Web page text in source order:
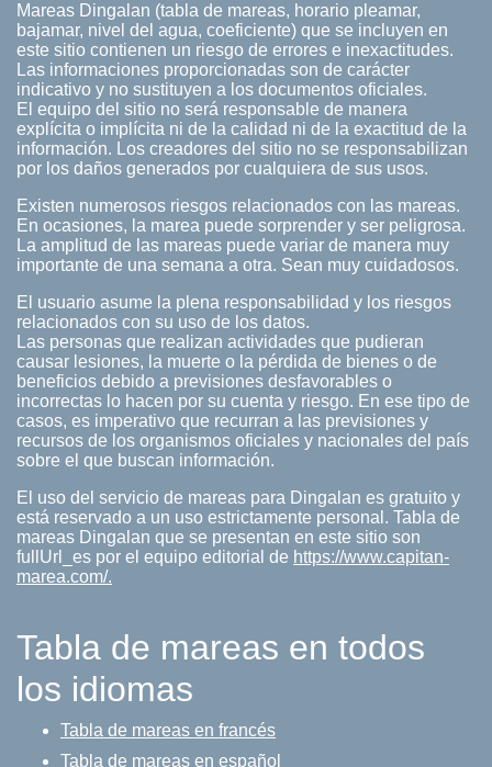
Mareas Dingalan (tabla de mareas, horario pleamar,
bajamar, nivel del agua, coeficiente) que se incluyen en
este sitio contienen un riesgo de errores e inexactitudes.
Las informaciones proporcionadas son de carácter
indicativo y no sustituyen a los documentos oficiales.
El equipo del sitio no será responsable de manera
explícita o implícita ni de la calidad ni de la exactitud de la
información. Los creadores del sitio no se responsabilizan
por los daños generados por cualquiera de sus usos.
Existen numerosos riesgos relacionados con las mareas.
En ocasiones, la marea puede sorprender y ser peligrosa.
La amplitud de las mareas puede variar de manera muy
importante de una semana a otra. Sean muy cuidadosos.
El usuario asume la plena responsabilidad y los riesgos
relacionados con su uso de los datos.
Las personas que realizan actividades que pudieran
causar lesiones, la muerte o la pérdida de bienes o de
beneficios debido a previsiones desfavorables o
incorrectas lo hacen por su cuenta y riesgo. En ese tipo de
casos, es imperativo que recurran a las previsiones y
recursos de los organismos oficiales y nacionales del país
sobre el que buscan información.
El uso del servicio de mareas para Dingalan es gratuito y
está reservado a un uso estrictamente personal. Tabla de
mareas Dingalan que se presentan en este sitio son
fullUrl_es por el equipo editorial de https://www.capitan-
marea.com/.
Tabla de mareas en todos
los idiomas
Tabla de mareas en francés
Tabla de mareas en español